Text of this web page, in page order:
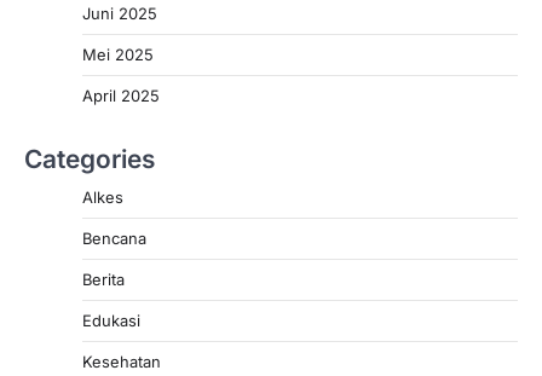
Juni 2025
Mei 2025
April 2025
Categories
Alkes
Bencana
Berita
Edukasi
Kesehatan